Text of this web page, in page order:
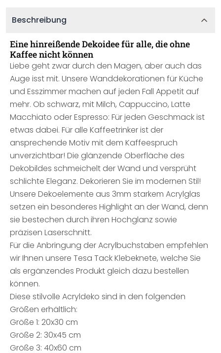
Beschreibung
Eine hinreißende Dekoidee für alle, die ohne
Kaffee nicht können
Liebe geht zwar durch den Magen, aber auch das
Auge isst mit. Unsere Wanddekorationen für Küche
und Esszimmer machen auf jeden Fall Appetit auf
mehr. Ob schwarz, mit Milch, Cappuccino, Latte
Macchiato oder Espresso: Für jeden Geschmack ist
etwas dabei. Für alle Kaffeetrinker ist der
ansprechende Motiv mit dem Kaffeespruch
unverzichtbar! Die glänzende Oberfläche des
Dekobildes schmeichelt der Wand und versprüht
schlichte Eleganz. Dekorieren Sie im modernen Stil!
Unsere Dekoelemente aus 3mm starkem Acrylglas
setzen ein besonderes Highlight an der Wand, denn
sie bestechen durch ihren Hochglanz sowie
präzisen Laserschnitt.
Für die Anbringung der Acrylbuchstaben empfehlen
wir Ihnen unsere Tesa Tack Klebeknete, welche Sie
als ergänzendes Produkt gleich dazu bestellen
können.
Diese stilvolle Acryldeko sind in den folgenden
Größen erhältlich:
Größe 1: 20x30 cm
Größe 2: 30x45 cm
Größe 3: 40x60 cm